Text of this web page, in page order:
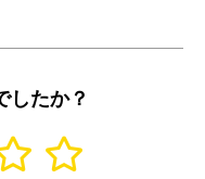
したか？